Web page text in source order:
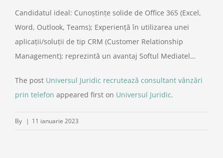
Candidatul ideal: Cunoştinţe solide de Office 365 (Excel,
Word, Outlook, Teams); Experienţă în utilizarea unei
aplicaţii/soluţii de tip CRM (Customer Relationship
Management); reprezintă un avantaj Softul Mediatel…
The post Universul Juridic recrutează consultant vânzări
prin telefon appeared first on Universul Juridic.
By | 11 ianuarie 2023